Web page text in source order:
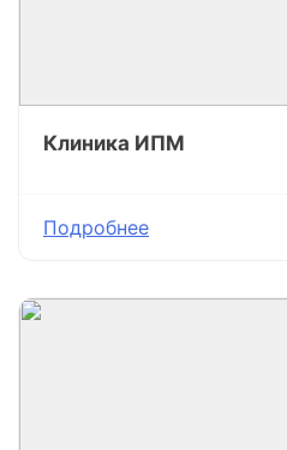
Клиника ИПМ
Подробнее